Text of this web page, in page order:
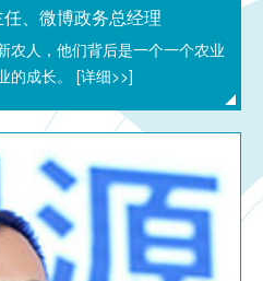
、微博政务总经理
农人，他们背后是一个一个农业
成长。
[详细>>]